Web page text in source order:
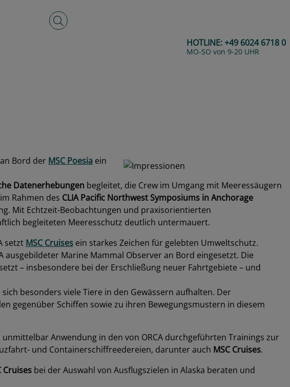
Volltextsuche
HOTLINE:+49 6024 6718 0
MO-SO von 9-20 UHR
Bord der MSC Poesia ein
Datenerhebungen begleitet, die Crew im Umgang mit Meeressäugern
Rahmen des CLIA Pacific Northwest Symposiums in Anchorage
Mit Echtzeit-Beobachtungen und praxisorientierten
begleiteten Meeresschutz deutlich untermauert.
setzt MSC Cruises ein starkes Zeichen für gelebten Umweltschutz.
ausgebildeter Marine Mammal Observer an Bord eingesetzt. Die
– insbesondere bei der Erschließung neuer Fahrtgebiete – und
sich besonders viele Tiere in den Gewässern aufhalten. Der
gegenüber Schiffen sowie zu ihren Bewegungsmustern in diesem
Anwendung in den von ORCA durchgeführten Trainings zur
und Containerschiffreedereien, darunter auch MSC Cruises.
Cruises bei der Auswahl von Ausflugszielen in Alaska beraten und